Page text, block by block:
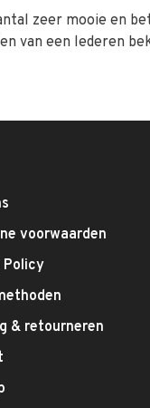
zeer mooie en
van een lederen
voorwaarden
Policy
& retourneren